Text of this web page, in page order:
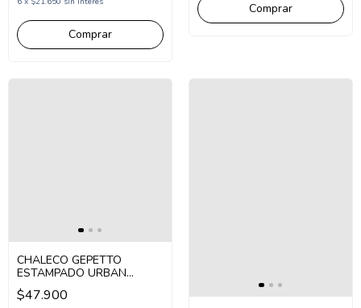
Comprar
Comprar
CHALECO GEPETTO
ESTAMPADO URBAN
(GT297155)
$47.900